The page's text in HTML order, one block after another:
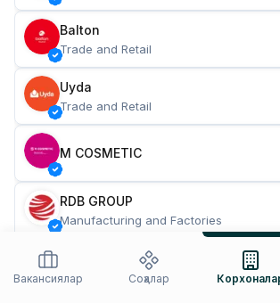
Balton
Trade and Retail
Uyda
Trade and Retail
M COSMETIC
RDB GROUP
Manufacturing and Factories
Restaurants and Fast Food
Вакансиялар
Соҳалар